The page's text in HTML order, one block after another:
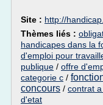
Site : http://
Thèmes liés :
handicapes dans la
d'emploi pour
publique / offre
categorie c /
concours / contrat
d'etat